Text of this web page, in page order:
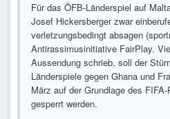
Für das ÖFB-Länderspiel auf
Josef Hickersberger zwar
verletzungsbedingt absagen
Antirassimusinitiative FairPlay.
Aussendung schrieb, soll der
Länderspiele gegen Ghana und
März auf der Grundlage des
gesperrt werden.